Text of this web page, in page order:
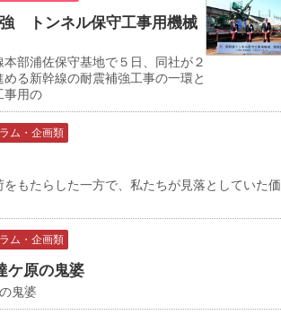
トンネル保守工事用機械
部浦佐保守基地で５日、同社が２
る新幹線の耐震補強工事の一環と
事用の
ム・企画類
もたらした一方で、私たちが見落としていた価
ム・企画類
原の鬼婆
鬼婆